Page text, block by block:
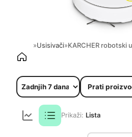
»Usisivači»KARCHER robotski
Prati
Prikaži: Lista